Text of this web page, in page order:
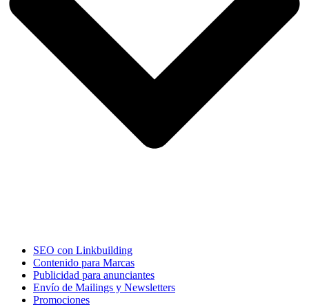
SEO con Linkbuilding
Contenido para Marcas
Publicidad para anunciantes
Envío de Mailings y Newsletters
Promociones